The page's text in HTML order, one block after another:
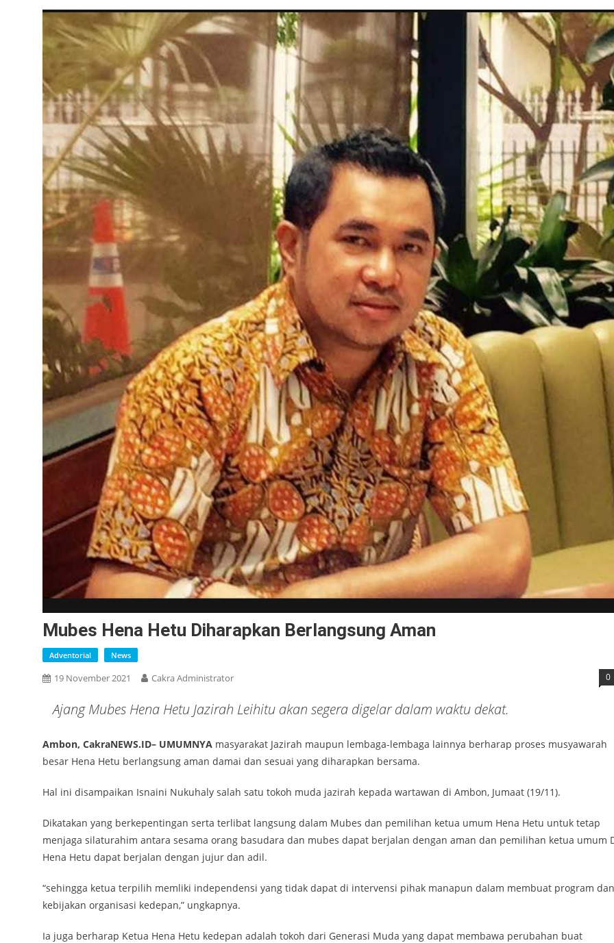
Mubes Hena Hetu Diharapkan Berlangsung Aman
Adventorial News
19 November 2021 Cakra Administrator 0
Ajang Mubes Hena Hetu Jazirah Leihitu akan segera digelar dalam waktu dekat.
Ambon, CakraNEWS.ID– UMUMNYA masyarakat Jazirah maupun lembaga-lembaga lainnya berharap proses musyawarah
besar Hena Hetu berlangsung aman damai dan sesuai yang diharapkan bersama.
Hal ini disampaikan Isnaini Nukuhaly salah satu tokoh muda jazirah kepada wartawan di Ambon, Jumaat (19/11).
Dikatakan yang berkepentingan serta terlibat langsung dalam Mubes dan pemilihan ketua umum Hena Hetu untuk tetap
menjaga silaturahim antara sesama orang basudara dan mubes dapat berjalan dengan aman dan pemilihan ketua umum
Hena Hetu dapat berjalan dengan jujur dan adil.
“sehingga ketua terpilih memliki independensi yang tidak dapat di intervensi pihak manapun dalam membuat program dan
kebijakan organisasi kedepan,” ungkapnya.
Ia juga berharap Ketua Hena Hetu kedepan adalah tokoh dari Generasi Muda yang dapat membawa perubahan buat